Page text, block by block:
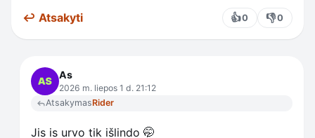
↩ Atsakyti 👍0 👎0
As
2026 m. liepos 1 d. 21:12
AtsakymasRider
Jis is urvo tik išlindo 🤭